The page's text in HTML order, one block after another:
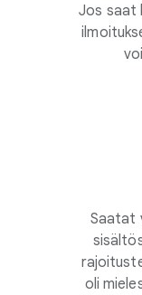
Jos saat
Saatat
oli